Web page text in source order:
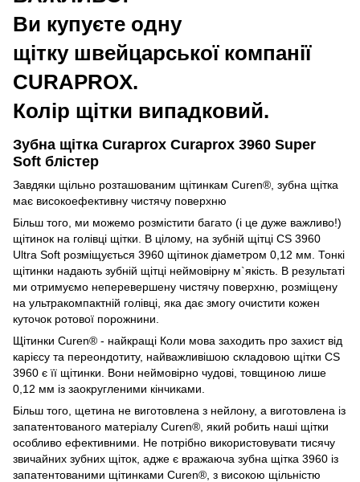
Ви купуєте одну
щітку швейцарської компанії
CURAPROX.
Колір щітки випадковий.
Зубна щітка Curaprox Curaprox 3960 Super
Soft блістер
Завдяки щільно розташованим щітинкам Curen®, зубна щітка
має високоефективну чистячу поверхню
Більш того, ми можемо розмістити багато (і це дуже важливо!)
щітинок на голівці щітки. В цілому, на зубній щітці CS 3960
Ultra Soft розміщується 3960 щітинок діаметром 0,12 мм. Тонкі
щітинки надають зубній щітці неймовірну м`якість. В результаті
ми отримуємо неперевершену чистячу поверхню, розміщену
на ультракомпактній голівці, яка дає змогу очистити кожен
куточок ротової порожнини.
Щітинки Curen® - найкращі Коли мова заходить про захист від
карієсу та переондотиту, найважливішою складовою щітки CS
3960 є її щітинки. Вони неймовірно чудові, товщиною лише
0,12 мм із заокругленими кінчиками.
Більш того, щетина не виготовлена з нейлону, а виготовлена із
запатентованого матеріалу Curen®, який робить наші щітки
особливо ефективними. Не потрібно використовувати тисячу
звичайних зубних щіток, адже є вражаюча зубна щітка 3960 із
запатентованими щітинками Curen®, з високою щільністю